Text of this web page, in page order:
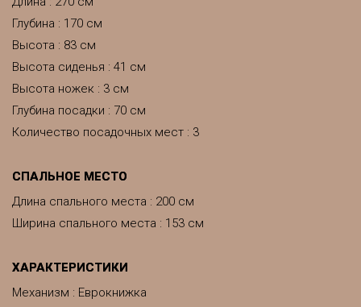
Глубина : 170 см
Высота : 83 см
Высота сиденья : 41 см
Высота ножек : 3 см
Глубина посадки : 70 см
Количество посадочных мест : 3
CПАЛЬНОЕ МЕСТО
Длина спального места : 200 см
Ширина спального места : 153 см
ХАРАКТЕРИСТИКИ
Механизм : Еврокнижка